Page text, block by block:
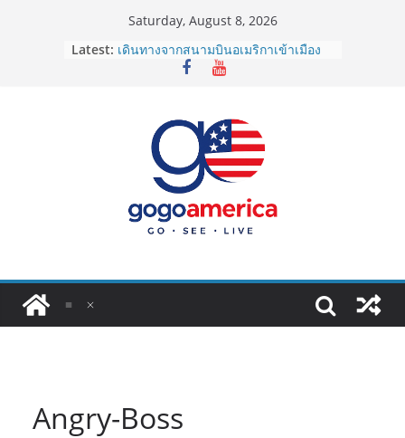
Saturday, August 8, 2026
Latest: เดินทางจากสนามบินอเมริกาเข้าเมือง
2026: LAX, JFK, SFO ไปยังไงดี?
ประเทศต้องรู้
ซิมการ์ดอเมริกา 2026: ใช้ยี่ห้อไหนดี
ที่สุด? เปรียบเทียบครบจบในบทความ
โอนเงินจากอเมริกากลับไทย ใช้วิธีไหน
ประหยัดและคุ้มที่สุดในปี 2026?
VPN สำหรับใช้ในอเมริกา 2026: ตัว
Angry-Boss